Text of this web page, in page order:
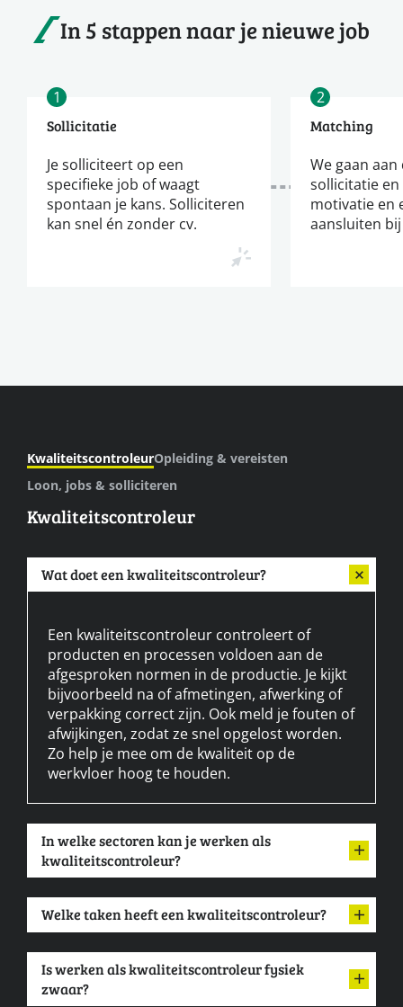
In 5 stappen naar je nieuwe job
1
Sollicitatie
Je solliciteert op een
specifieke job of waagt
spontaan je kans. Solliciteren
kan snel én zonder cv.
2
Matching
We gaan
sollicitatie
motivatie en
aansluiten
KwaliteitscontroleurOpleiding & vereisten
Loon, jobs & solliciteren
Kwaliteitscontroleur
Wat doet een kwaliteitscontroleur?
Een kwaliteitscontroleur controleert of
producten en processen voldoen aan de
afgesproken normen in de productie. Je kijkt
bijvoorbeeld na of afmetingen, afwerking of
verpakking correct zijn. Ook meld je fouten of
afwijkingen, zodat ze snel opgelost worden.
Zo help je mee om de kwaliteit op de
werkvloer hoog te houden.
In welke sectoren kan je werken als
kwaliteitscontroleur?
Welke taken heeft een kwaliteitscontroleur?
Is werken als kwaliteitscontroleur fysiek
zwaar?